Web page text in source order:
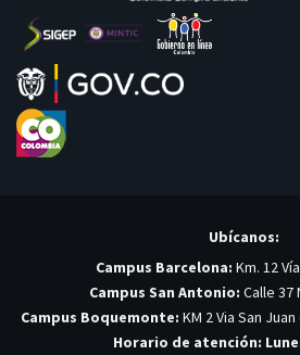
Ubícanos:
Campus Barcelona: Km. 12
Campus San Antonio: Calle 37
Campus Boquemonte: KM 2 Via San
Horario de atención: